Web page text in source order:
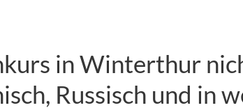
in Winterthur
Russisch und in